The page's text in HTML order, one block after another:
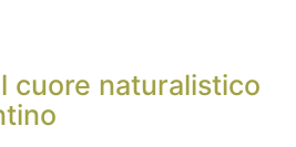
cuore naturalistico